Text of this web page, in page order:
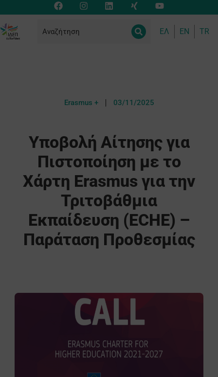
ΕΛ EN TR
Erasmus + 03/11/2025
Υποβολή Αίτησης για
Πιστοποίηση με το
Χάρτη Erasmus για την
Τριτοβάθμια
Εκπαίδευση (ECHE) –
Παράταση Προθεσμίας